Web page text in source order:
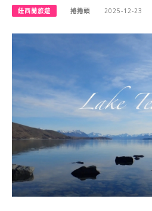
紐西蘭旅遊 捲捲頭 2025-12-23